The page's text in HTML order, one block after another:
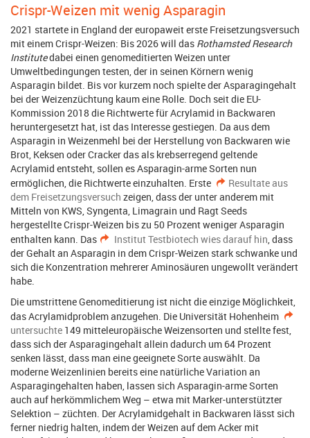
Crispr-Weizen mit wenig Asparagin
2021 startete in England der europaweit erste Freisetzungsversuch
mit einem Crispr-Weizen: Bis 2026 will das Rothamsted Research
Institutedabei einen genomeditierten Weizen unter
Umweltbedingungen testen, der in seinen Körnern wenig
Asparagin bildet. Bis vor kurzem noch spielte der Asparagingehalt
bei der Weizenzüchtung kaum eine Rolle. Doch seit die EU-
Kommission 2018 die Richtwerte für Acrylamid in Backwaren
heruntergesetzt hat, ist das Interesse gestiegen. Da aus dem
Asparagin in Weizenmehl bei der Herstellung von Backwaren wie
Brot, Keksen oder Cracker das als krebserregend geltende
Acrylamid entsteht, sollen es Asparagin-arme Sorten nun
ermöglichen, die Richtwerte einzuhalten. Erste
Resultate aus
dem Freisetzungsversuch zeigen, dass der unter anderem mit
Mitteln von KWS, Syngenta, Limagrain und Ragt Seeds
hergestellte Crispr-Weizen bis zu 50 Prozent weniger Asparagin
enthalten kann. Das
Institut Testbiotech wies darauf hin, dass
der Gehalt an Asparagin in dem Crispr-Weizen stark schwanke und
sich die Konzentration mehrerer Aminosäuren ungewollt verändert
habe.
Die umstrittene Genomeditierung ist nicht die einzige Möglichkeit,
das Acrylamidproblem anzugehen. Die Universität Hohenheim
untersuchte 149 mitteleuropäische Weizensorten und stellte fest,
dass sich der Asparagingehalt allein dadurch um 64 Prozent
senken lässt, dass man eine geeignete Sorte auswählt. Da
moderne Weizenlinien bereits eine natürliche Variation an
Asparagingehalten haben, lassen sich Asparagin-arme Sorten
auch auf herkömmlichem Weg – etwa mit Marker-unterstützter
Selektion – züchten. Der Acrylamidgehalt in Backwaren lässt sich
ferner niedrig halten, indem der Weizen auf dem Acker mit